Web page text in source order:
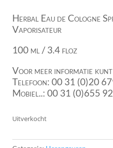
Herbal Eau de Cologne
Vaporisateur
100 ml / 3.4 floz
Voor meer informatie
Telefoon: 00 31 (0)20
Mobiel..: 00 31 (0)655
Uitverkocht